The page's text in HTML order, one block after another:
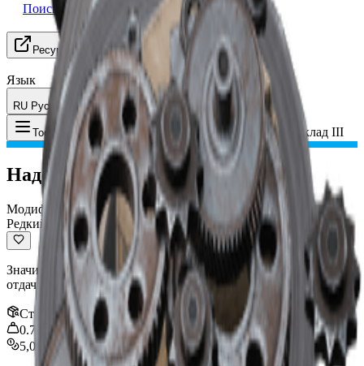
Поиск группы
Ресурсы
Язык
RU Русский
Toggle Menu Предмет:Надежный приклад III
Надежный приклад III
Модификация
Редкий
Значительно улучшает разброс и время восстановления
отдачи.
Стак
1
0.75
kg
5,000